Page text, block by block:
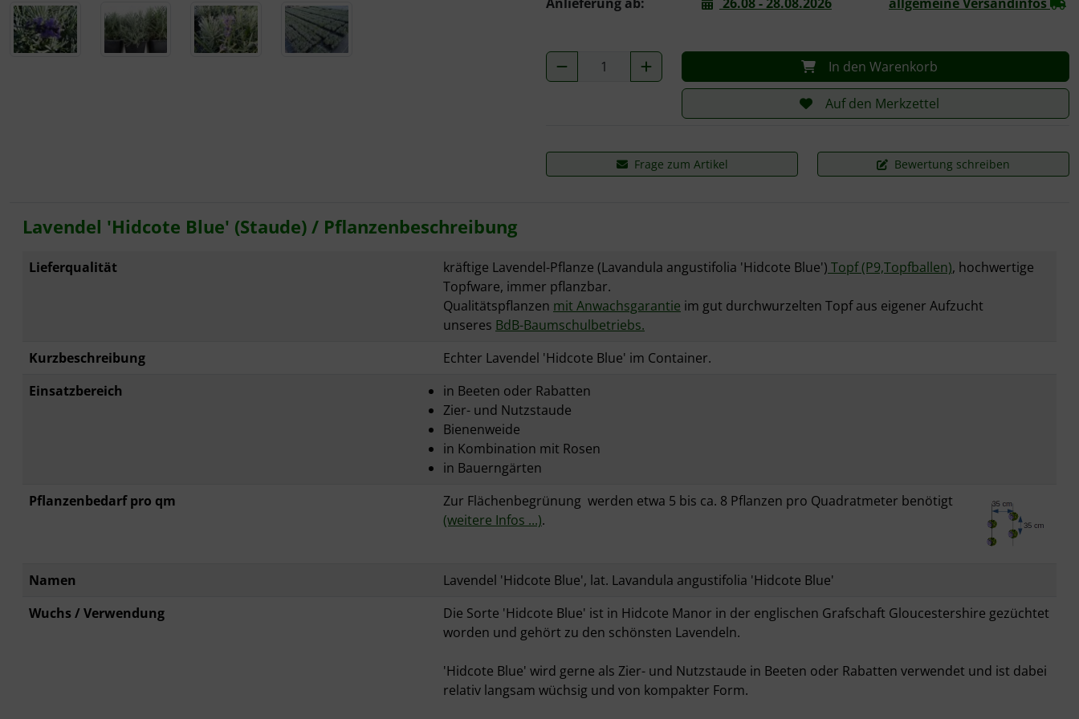
In den Warenkorb
Auf den Merkzettel
Frage zum Artikel Bewertung schreiben
Lavendel 'Hidcote Blue' (Staude) / Pflanzenbeschreibung
Lieferqualität kräftige Lavendel-Pflanze (Lavandula angustifolia 'Hidcote Blue') Topf (P9,Topfballen), hochwertige
Topfware, immer pflanzbar.
Qualitätspflanzen mit Anwachsgarantie im gut durchwurzelten Topf aus eigener Aufzucht
unseres BdB-Baumschulbetriebs.
Kurzbeschreibung
Echter Lavendel 'Hidcote Blue' im Container.
Einsatzbereich
in Beeten oder Rabatten
Zier- und Nutzstaude
Bienenweide
in Kombination mit Rosen
in Bauerngärten
Pflanzenbedarf pro qm
Zur Flächenbegrünung werden etwa 5 bis ca. 8 Pflanzen pro Quadratmeter benötigt
(weitere Infos ...).
Namen
Lavendel 'Hidcote Blue', lat. Lavandula angustifolia 'Hidcote Blue'
Wuchs / Verwendung
Die Sorte 'Hidcote Blue' ist in Hidcote Manor in der englischen Grafschaft Gloucestershire gezüchtet
worden und gehört zu den schönsten Lavendeln.
'Hidcote Blue' wird gerne als Zier- und Nutzstaude in Beeten oder Rabatten verwendet und ist dabei
relativ langsam wüchsig und von kompakter Form.
Wildhecke / gemischte Hecke